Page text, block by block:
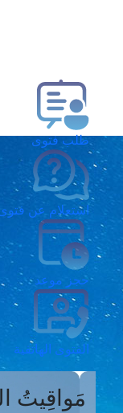
طلب فتوى
استعلام عن
حجز موعد
الفتوى الهاتفية
مَواقِيتُ